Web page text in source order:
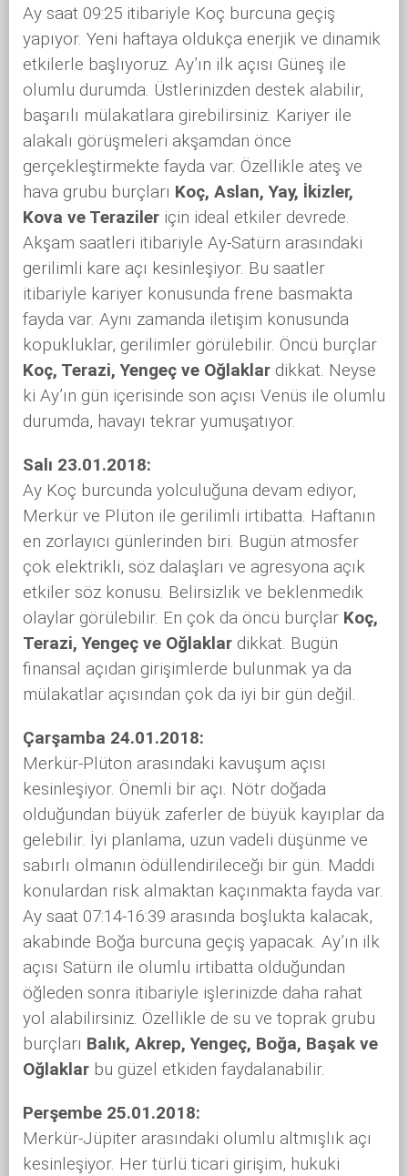
Ay saat 09:25 itibariyle Koç burcuna geçiş
yapıyor. Yeni haftaya oldukça enerjik ve dinamik
etkilerle başlıyoruz. Ay’ın ilk açısı Güneş ile
olumlu durumda. Üstlerinizden destek alabilir,
başarılı mülakatlara girebilirsiniz. Kariyer ile
alakalı görüşmeleri akşamdan önce
gerçekleştirmekte fayda var. Özellikle ateş ve
hava grubu burçları Koç, Aslan, Yay, İkizler,
Kova ve Teraziler için ideal etkiler devrede.
Akşam saatleri itibariyle Ay-Satürn arasındaki
gerilimli kare açı kesinleşiyor. Bu saatler
itibariyle kariyer konusunda frene basmakta
fayda var. Aynı zamanda iletişim konusunda
kopukluklar, gerilimler görülebilir. Öncü burçlar
Koç, Terazi, Yengeç ve Oğlaklar dikkat. Neyse
ki Ay’ın gün içerisinde son açısı Venüs ile olumlu
durumda, havayı tekrar yumuşatıyor.
Salı 23.01.2018:
Ay Koç burcunda yolculuğuna devam ediyor,
Merkür ve Plüton ile gerilimli irtibatta. Haftanın
en zorlayıcı günlerinden biri. Bugün atmosfer
çok elektrikli, söz dalaşları ve agresyona açık
etkiler söz konusu. Belirsizlik ve beklenmedik
olaylar görülebilir. En çok da öncü burçlar Koç,
Terazi, Yengeç ve Oğlaklar dikkat. Bugün
finansal açıdan girişimlerde bulunmak ya da
mülakatlar açısından çok da iyi bir gün değil.
Çarşamba 24.01.2018:
Merkür-Plüton arasındaki kavuşum açısı
kesinleşiyor. Önemli bir açı. Nötr doğada
olduğundan büyük zaferler de büyük kayıplar da
gelebilir. İyi planlama, uzun vadeli düşünme ve
sabırlı olmanın ödüllendirileceği bir gün. Maddi
konulardan risk almaktan kaçınmakta fayda var.
Ay saat 07:14-16:39 arasında boşlukta kalacak,
akabinde Boğa burcuna geçiş yapacak. Ay’ın ilk
açısı Satürn ile olumlu irtibatta olduğundan
öğleden sonra itibariyle işlerinizde daha rahat
yol alabilirsiniz. Özellikle de su ve toprak grubu
burçları Balık, Akrep, Yengeç, Boğa, Başak ve
Oğlaklar bu güzel etkiden faydalanabilir.
Perşembe 25.01.2018:
Merkür-Jüpiter arasındaki olumlu altmışlık açı
kesinleşiyor. Her türlü ticari girişim, hukuki